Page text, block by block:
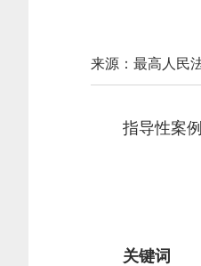
来源：最高人民
指导性案例
关键词